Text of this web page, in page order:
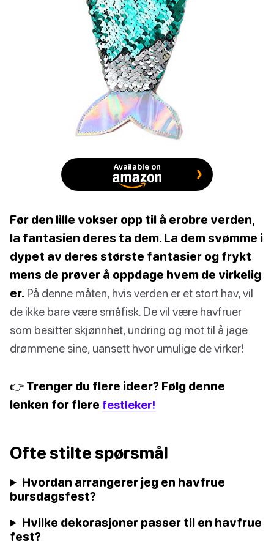
Available on
Før den lille vokser opp til å erobre verden,
la fantasien deres ta dem. La dem svømme i
dypet av deres største fantasier og frykt
mens de prøver å oppdage hvem de virkelig
er. På denne måten, hvis verden er et stort hav, vil
de ikke bare være småfisk. De vil være havfruer
som besitter skjønnhet, undring og mot til å jage
drømmene sine, uansett hvor umulige de virker!
👉 Trenger du flere ideer? Følg denne
lenken for flere festleker!
Ofte stilte spørsmål
Hvordan arrangerer jeg en havfrue
bursdagsfest?
Hvilke dekorasjoner passer til en havfrue
fest?